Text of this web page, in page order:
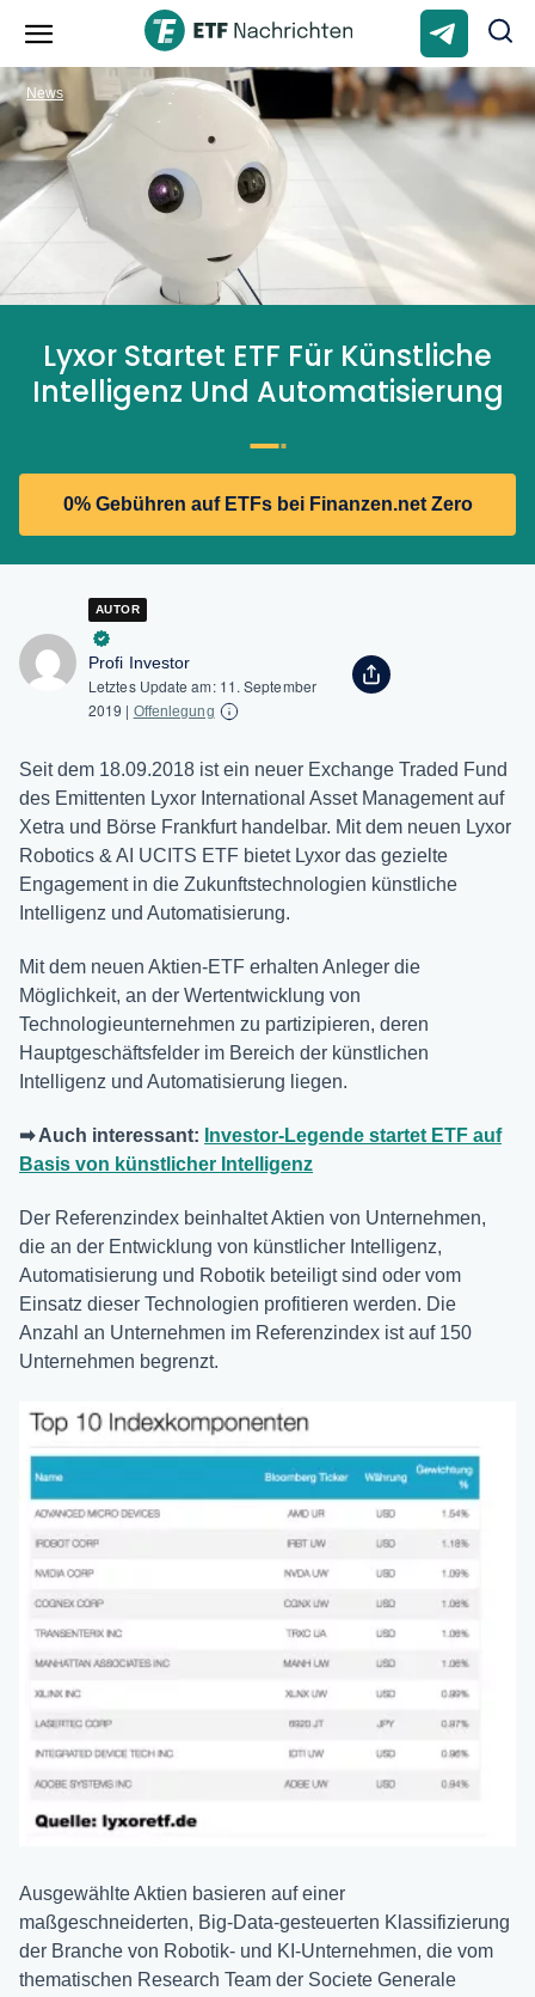
Lyxor Startet ETF Für Künstliche
Intelligenz Und Automatisierung
0% Gebühren auf ETFs bei Finanzen.net Zero
News
AUTOR
Profi Investor
Letztes Update am: 11. September
2019 | Offenlegung
Seit dem 18.09.2018 ist ein neuer Exchange Traded Fund
des Emittenten Lyxor International Asset Management auf
Xetra und Börse Frankfurt handelbar. Mit dem neuen Lyxor
Robotics & AI UCITS ETF bietet Lyxor das gezielte
Engagement in die Zukunftstechnologien künstliche
Intelligenz und Automatisierung.
Mit dem neuen Aktien-ETF erhalten Anleger die
Möglichkeit, an der Wertentwicklung von
Technologieunternehmen zu partizipieren, deren
Hauptgeschäftsfelder im Bereich der künstlichen
Intelligenz und Automatisierung liegen.
➡ Auch interessant: Investor-Legende startet ETF auf
Basis von künstlicher Intelligenz
Der Referenzindex beinhaltet Aktien von Unternehmen,
die an der Entwicklung von künstlicher Intelligenz,
Automatisierung und Robotik beteiligt sind oder vom
Einsatz dieser Technologien profitieren werden. Die
Anzahl an Unternehmen im Referenzindex ist auf 150
Unternehmen begrenzt.
Ausgewählte Aktien basieren auf einer
maßgeschneiderten, Big-Data-gesteuerten Klassifizierung
der Branche von Robotik- und KI-Unternehmen, die vom
thematischen Research Team der Societe Generale